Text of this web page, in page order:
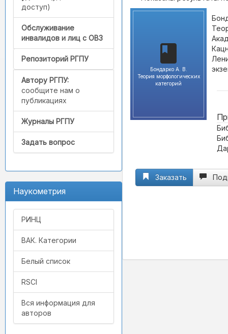
доступ)
Обслуживание
инвалидов и лиц с ОВЗ
Репозиторий РГПУ
Автору РГПУ:
сообщите нам о
публикациях
Журналы РГПУ
Задать вопрос
Наукометрия
РИНЦ
ВАК. Категории
Белый список
RSCI
Вся информация для
авторов
Бондарко А. В.
Теория морфологических
категорий
Заказать